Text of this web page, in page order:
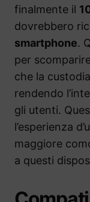
finalmente il
dovrebbero
smartphone.
per
che la
rendendo
gli utenti.
l’esperienza
maggiore
a questi